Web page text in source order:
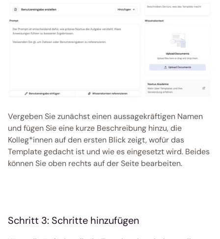
Vergeben Sie zunächst einen aussagekräftigen Namen
und fügen Sie eine kurze Beschreibung hinzu, die
Kolleg*innen auf den ersten Blick zeigt, wofür das
Template gedacht ist und wie es eingesetzt wird. Beides
können Sie oben rechts auf der Seite bearbeiten.
Schritt 3: Schritte hinzufügen